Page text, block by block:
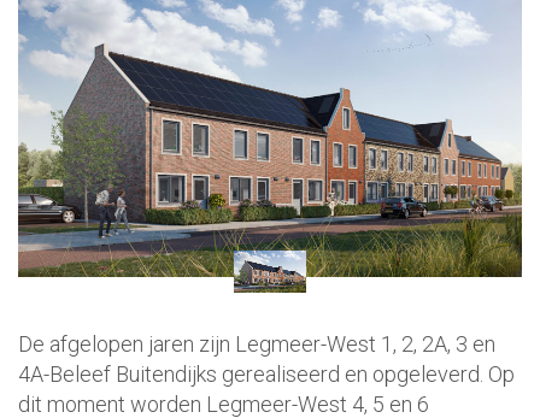
De afgelopen jaren zijn Legmeer-West 1, 2, 2A, 3 en
4A-Beleef Buitendijks gerealiseerd en opgeleverd. Op
dit moment worden Legmeer-West 4, 5 en 6